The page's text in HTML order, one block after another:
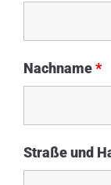
Nachname*
Straße und